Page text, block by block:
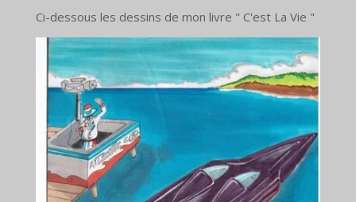
Ci-dessous les dessins de mon livre " C'est La Vie "